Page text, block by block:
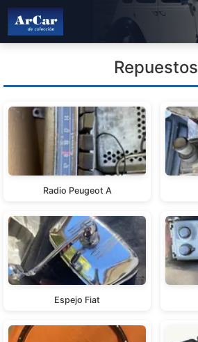
Repuestos
Radio Peugeot A
Espejo Fiat